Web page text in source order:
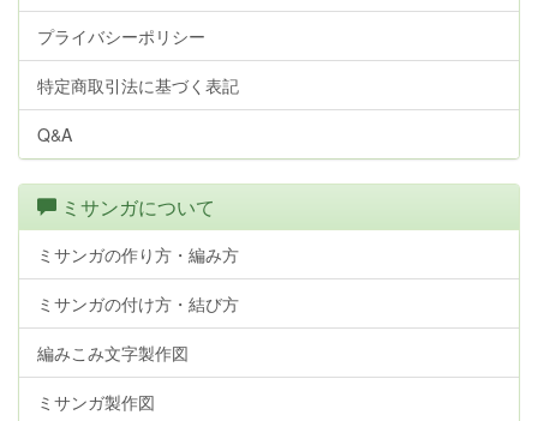
プライバシーポリシー
特定商取引法に基づく表記
Q&A
ミサンガについて
ミサンガの作り方・編み方
ミサンガの付け方・結び方
編みこみ文字製作図
ミサンガ製作図